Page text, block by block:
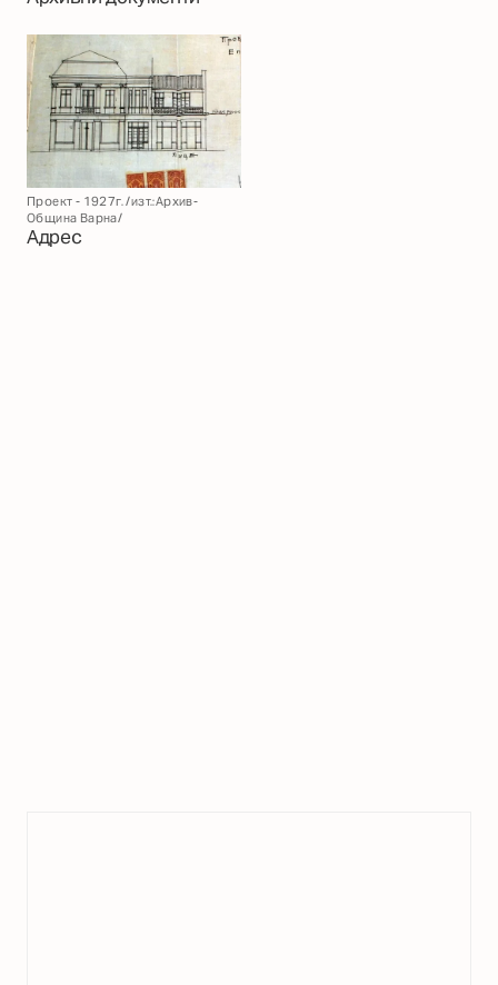
Проект - 1927г. /изт.:Архив-
Община Варна/
Адрес